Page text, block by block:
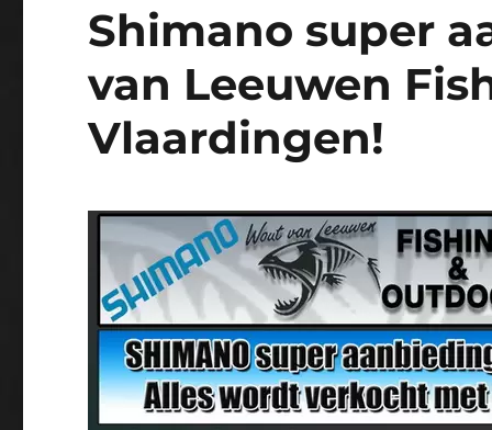
Shimano super
van Leeuwen
Vlaardingen!